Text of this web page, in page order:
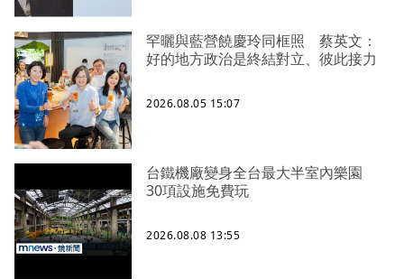
罕曬與藍營饒慶玲同框照 蔡英文：
好的地方政治是終結對立、彼此接力
2026.08.05 15:07
台鐵機廠變身全台最大半室內樂園
30項設施免費玩
2026.08.08 13:55